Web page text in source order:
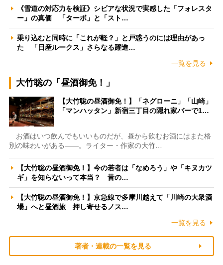
《雪道の対応力を検証》シビアな状況で実感した「フォレスタ
ー」の真価 「ターボ」と「スト…
乗り込むと同時に「これが軽？」と戸惑うのには理由があっ
た 「日産ルークス」さらなる躍進…
一覧を見る
大竹聡の「昼酒御免！」
【大竹聡の昼酒御免！】「ネグローニ」「山崎」
「マンハッタン」新宿三丁目の隠れ家バーで1…
お酒はいつ飲んでもいいものだが、昼から飲むお酒にはまた格
別の味わいがある――。ライター・作家の大竹…
【大竹聡の昼酒御免！】今の若者は「なめろう」や「キヌカツ
ギ」を知らないって本当？ 昔の…
【大竹聡の昼酒御免！】京急線で多摩川越えて「川崎の大衆酒
場」へと昼酒旅 押し寄せるノス…
一覧を見る
著者・連載の一覧を見る